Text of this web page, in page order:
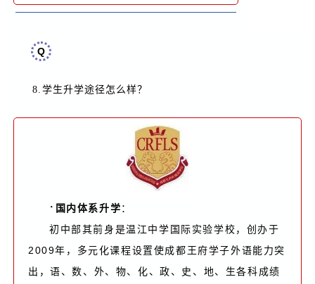
Q
8. 学生升学途径怎么样？
· 国内体系升学：
初中部其前身是温江中学国际实验学校，创办于
2009年，多元化课程设置使成都王府学子外语能力突
出，语、数、外、物、化、政、史、地、生各科成绩